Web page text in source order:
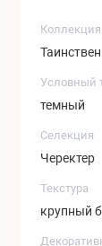
Коллекция
Условный
темный
Селекция
Черектер
Текстура
крупный